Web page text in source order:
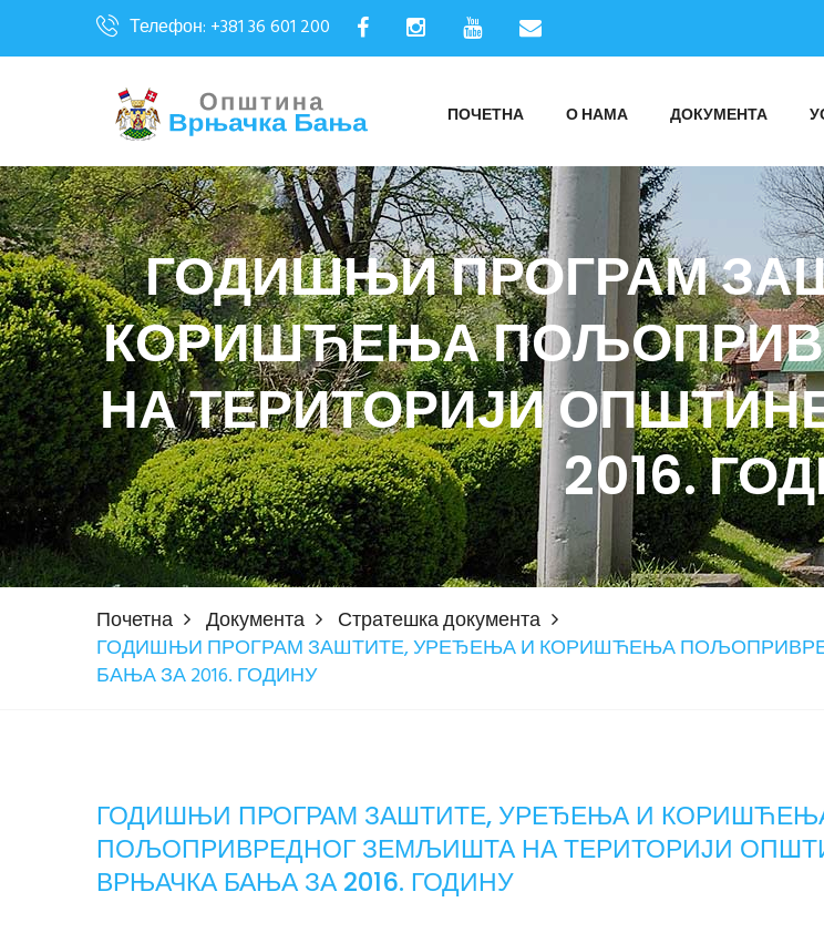
Телефон: +381 36 601 200
ПОЧЕТНА О НАМА ДОКУМЕНТА
ГОДИШЊИ ПРОГРАМ
КОРИШЋЕЊА
НА ТЕРИТОРИЈИ
2016.
Почетна Документа
Стратешка документа
ГОДИШЊИ ПРОГРАМ ЗАШТИТЕ, УРЕЂЕЊА И КОРИШЋЕЊА
БАЊА ЗА 2016. ГОДИНУ
ГОДИШЊИ ПРОГРАМ ЗАШТИТЕ, УРЕЂЕЊА И
ПОЉОПРИВРЕДНОГ ЗЕМЉИШТА НА ТЕРИТОРИЈИ
ВРЊАЧКА БАЊА ЗА 2016. ГОДИНУ